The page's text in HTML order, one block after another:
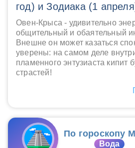
год) и Зодиака (1
Овен-Крыса - удивительно
общительный и обаятельный
Внешне он может казаться
уверены: на самом деле
пламенного энтузиаста
страстей!
По гороскопу
Вода